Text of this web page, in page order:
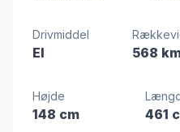
Drivmiddel
El 568
Højde
148 cm 461